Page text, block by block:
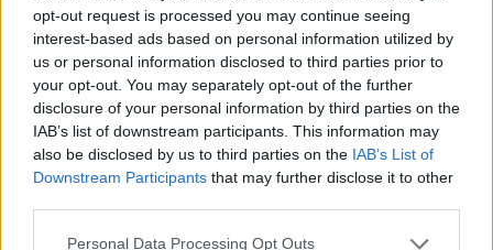
opt-out request is processed you may continue seeing
interest-based ads based on personal information utilized by
us or personal information disclosed to third parties prior to
your opt-out. You may separately opt-out of the further
disclosure of your personal information by third parties on the
IAB’s list of downstream participants. This information may
also be disclosed by us to third parties on the IAB’s List of
Downstream Participants that may further disclose it to other
Personal Data Processing Opt Outs
«Τα social determinants of health, που έχουν να
κάνουν, για παράδειγμα, με την επαγγελματική
ανασφάλεια, τις περιβαλλοντικές συνθήκες
ζωής κλπ, είναι παράγοντες που
μεταβάλλουν και καθορίζουν την εξέλιξη της
υγείας και είναι απαραίτητο να συγκεραστούν